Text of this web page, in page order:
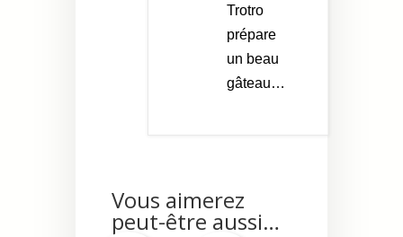
Trotro
prépare
un beau
gâteau…
Vous aimerez
peut-être aussi…